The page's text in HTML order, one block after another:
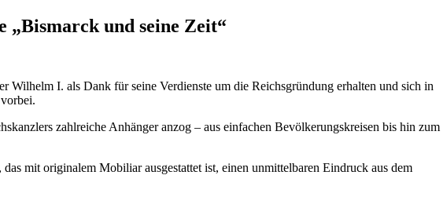
„Bismarck und seine Zeit“
Wilhelm I. als Dank für seine Verdienste um die Reichsgründung erhalten und sich in
zahlreiche Anhänger anzog – aus einfachen Bevölkerungskreisen bis hin zum
mit originalem Mobiliar ausgestattet ist, einen unmittelbaren Eindruck aus dem